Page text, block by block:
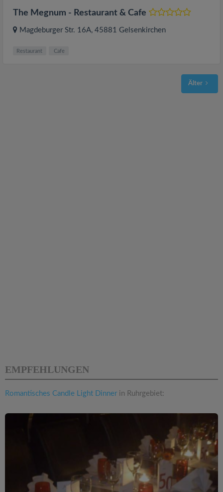
The Megnum - Restaurant & Cafe
Magdeburger Str. 16A, 45881 Gelsenkirchen
Restaurant Cafe
Älter
EMPFEHLUNGEN
Romantisches Candle Light Dinnerin Ruhrgebiet: